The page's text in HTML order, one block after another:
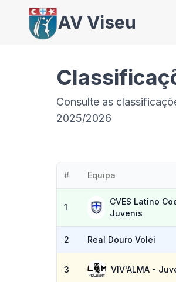
AV Viseu
Consulte as
2025/2026
# Equipa
1
CVES Latino
Juvenis
2 Real Douro Volei
3 VIV'ALMA -